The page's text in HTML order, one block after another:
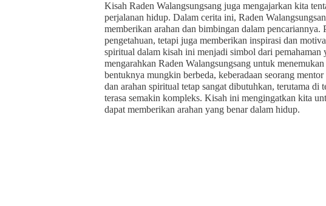
Kisah Raden Walangsungsang juga mengajarkan kita
perjalanan hidup. Dalam cerita ini, Raden
memberikan arahan dan bimbingan dalam pencariannya.
pengetahuan, tetapi juga memberikan inspirasi dan
spiritual dalam kisah ini menjadi simbol dari pemahaman
mengarahkan Raden Walangsungsang untuk
bentuknya mungkin berbeda, keberadaan seorang
dan arahan spiritual tetap sangat dibutuhkan, terutama
terasa semakin kompleks. Kisah ini mengingatkan kita
dapat memberikan arahan yang benar dalam hidup.